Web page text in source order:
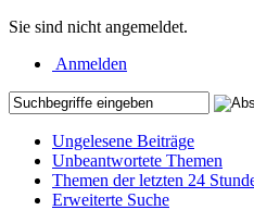
Sie sind nicht angemeldet.
Anmelden
Ungelesene Beiträge
Unbeantwortete Themen
Themen der letzten 24
Erweiterte Suche